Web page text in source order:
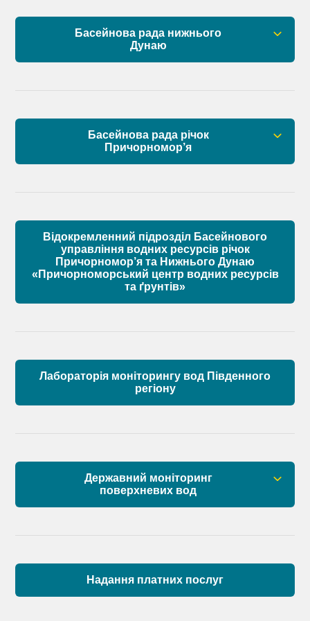
Басейнова рада нижнього
Дунаю
Склад Басейнової ради нижнього Дунаю
Басейнова рада річок
Причорномор’я
Склад Басейнової ради річок Причорномор’я
Матеріали
Відокремленний підрозділ Басейнового
управління водних ресурсів річок
Причорномор’я та Нижнього Дунаю
«Причорноморський центр водних ресурсів
та ґрунтів»
Лабораторія моніторингу вод Південного
регіону
Державний моніторинг
поверхневих вод
Надання платних послуг